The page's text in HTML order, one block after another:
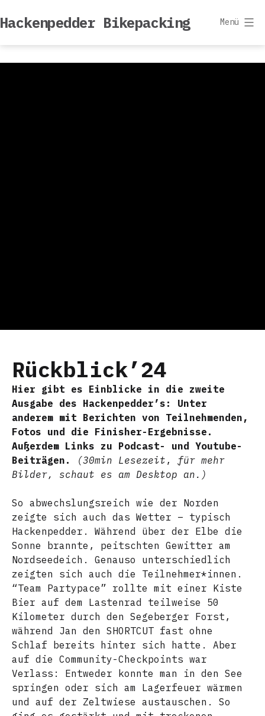
Inhalt
Hackenpedder Bikepacking Menü
Rückblick’24
Hier gibt es Einblicke in die zweite
Ausgabe des Hackenpedder’s: Unter
anderem mit Berichten von Teilnehmenden,
Fotos und die Finisher-Ergebnisse.
Außerdem Links zu Podcast- und Youtube-
Beiträgen.
(30min Lesezeit , für mehr
Bilder, schaut es am Desktop an.)
So abwechslungsreich wie der Norden
zeigte sich auch das Wetter – typisch
Hackenpedder. Während über der Elbe die
Sonne brannte, peitschten Gewitter am
Nordseedeich. Genauso unterschiedlich
zeigten sich auch die Teilnehmer*innen.
“Team Partypace” rollte mit einer Kiste
Bier auf dem Lastenrad teilweise 50
Kilometer durch den Segeberger Forst,
während Jan den SHORTCUT fast ohne
Schlaf bereits hinter sich hatte. Aber
auf die Community-Checkpoints war
Verlass: Entweder konnte man in den See
springen oder sich am Lagerfeuer wärmen
und auf der Zeltwiese austauschen. So